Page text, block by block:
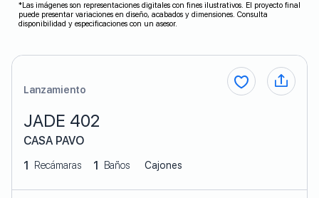
*Las imágenes son representaciones digitales con fines ilustrativos. El proyecto final
puede presentar variaciones en diseño, acabados y dimensiones. Consulta
disponibilidad y especificaciones con un asesor.
Lanzamiento
JADE 402
CASA PAVO
1
Recámaras 1 Baños Cajones